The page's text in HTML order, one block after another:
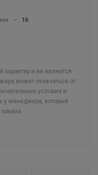
—
16
характер и не является
может отличаться от
условия и
у менеджера, который